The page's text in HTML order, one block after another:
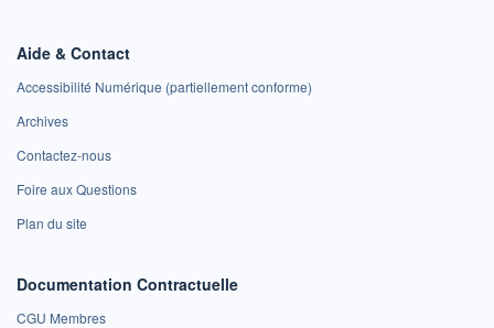
Aide & Contact
Accessibilité Numérique (partiellement conforme)
Archives
Contactez-nous
Foire aux Questions
Plan du site
Documentation Contractuelle
CGU Membres